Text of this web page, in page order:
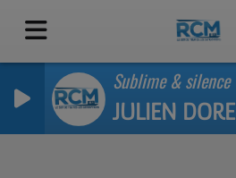
Sublime & silence
JULIEN DORE